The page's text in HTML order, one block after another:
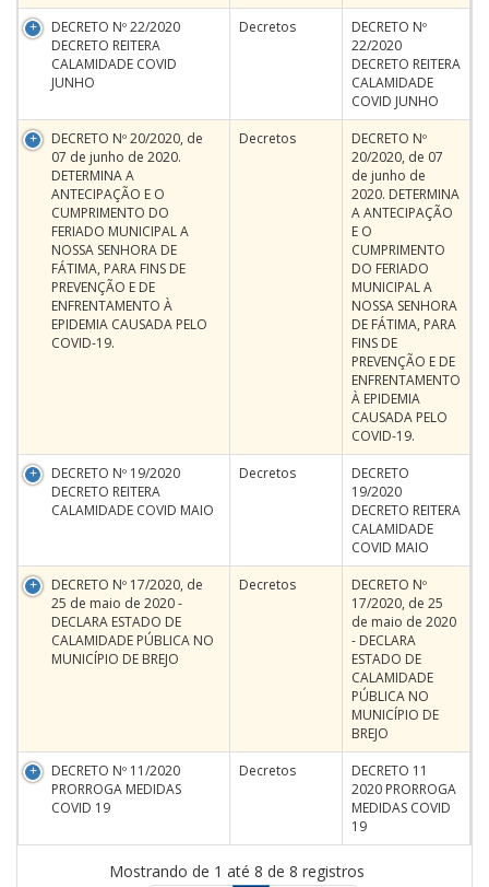
DECRETO Nº 22/2020
DECRETO REITERA
CALAMIDADE COVID
JUNHO
Decretos
DECRETO Nº
22/2020
DECRETO REITERA
CALAMIDADE
COVID JUNHO
DECRETO Nº 20/2020, de
07 de junho de 2020.
DETERMINA A
ANTECIPAÇÃO E O
CUMPRIMENTO DO
FERIADO MUNICIPAL A
NOSSA SENHORA DE
FÁTIMA, PARA FINS DE
PREVENÇÃO E DE
ENFRENTAMENTO À
EPIDEMIA CAUSADA PELO
COVID-19.
Decretos
DECRETO Nº
20/2020, de 07
de junho de
2020. DETERMINA
A ANTECIPAÇÃO
E O
CUMPRIMENTO
DO FERIADO
MUNICIPAL A
NOSSA SENHORA
DE FÁTIMA, PARA
FINS DE
PREVENÇÃO E DE
ENFRENTAMENTO
À EPIDEMIA
CAUSADA PELO
COVID-19.
DECRETO Nº 19/2020
DECRETO REITERA
CALAMIDADE COVID MAIO
Decretos
DECRETO
19/2020
DECRETO REITERA
CALAMIDADE
COVID MAIO
DECRETO Nº 17/2020, de
25 de maio de 2020 -
DECLARA ESTADO DE
CALAMIDADE PÚBLICA NO
MUNICÍPIO DE BREJO
Decretos
DECRETO Nº
17/2020, de 25
de maio de 2020
- DECLARA
ESTADO DE
CALAMIDADE
PÚBLICA NO
MUNICÍPIO DE
BREJO
DECRETO Nº 11/2020
PRORROGA MEDIDAS
COVID 19
Decretos
DECRETO 11
2020 PRORROGA
MEDIDAS COVID
19
Mostrando de 1 até 8 de 8 registros